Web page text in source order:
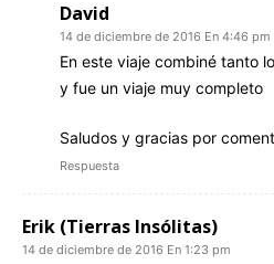
David
14 de diciembre de 2016 En 4:46 pm
En este viaje combiné tanto
y fue un viaje muy completo
Saludos y gracias por
Respuesta
Erik (Tierras Insólitas)
14 de diciembre de 2016 En 1:23 pm